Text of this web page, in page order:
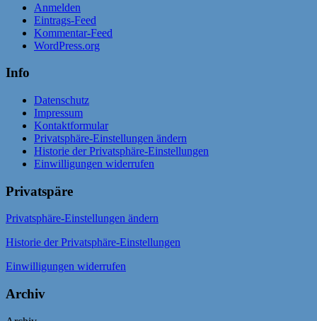
Anmelden
Eintrags-Feed
Kommentar-Feed
WordPress.org
Info
Datenschutz
Impressum
Kontaktformular
Privatsphäre-Einstellungen ändern
Historie der Privatsphäre-Einstellungen
Einwilligungen widerrufen
Privatspäre
Privatsphäre-Einstellungen ändern
Historie der Privatsphäre-Einstellungen
Einwilligungen widerrufen
Archiv